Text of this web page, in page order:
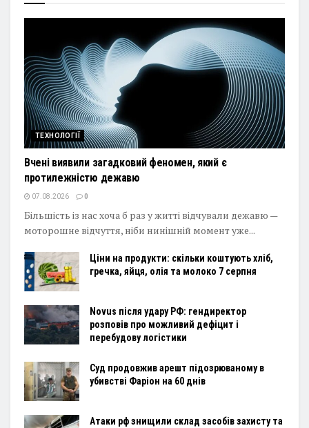
ТЕХНОЛОГІЇ
Вчені виявили загадковий феномен, який є
протилежністю дежавю
07.08.2026 0
Більшість із нас хоча б раз у житті відчували дежавю —
моторошне відчуття, ніби нинішній момент уже...
Ціни на продукти: скільки коштують хліб,
гречка, яйця, олія та молоко 7 серпня
Novus після удару РФ: гендиректор
розповів про можливий дефіцит і
перебудову логістики
Суд продовжив арешт підозрюваному в
убивстві Фаріон на 60 днів
Атаки рф знищили склад засобів захисту та